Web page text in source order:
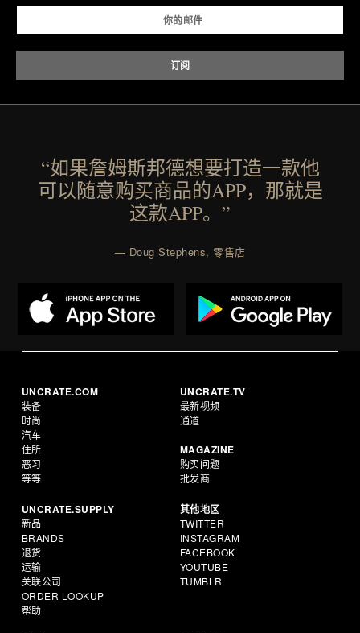
“如果詹姆斯邦德想要打造一款他
可以随意购买商品的APP，那就是
这款APP。”
— Doug Stephens, 零售店
UNCRATE.COM
装备
时尚
汽车
住所
恶习
等等
UNCRATE.TV
最新视频
通道
MAGAZINE
购买问题
批发商
UNCRATE.SUPPLY
新品
BRANDS
退货
运输
关联公司
ORDER LOOKUP
帮助
其他地区
TWITTER
INSTAGRAM
FACEBOOK
YOUTUBE
TUMBLR